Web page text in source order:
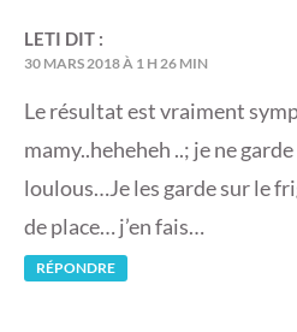
LETI DIT :
30 MARS 2018 À 1 H 26 MIN
Le résultat est vraiment
mamy..heheheh ..; je ne
loulous…Je les garde sur le
de place… j’en fais…
RÉPONDRE